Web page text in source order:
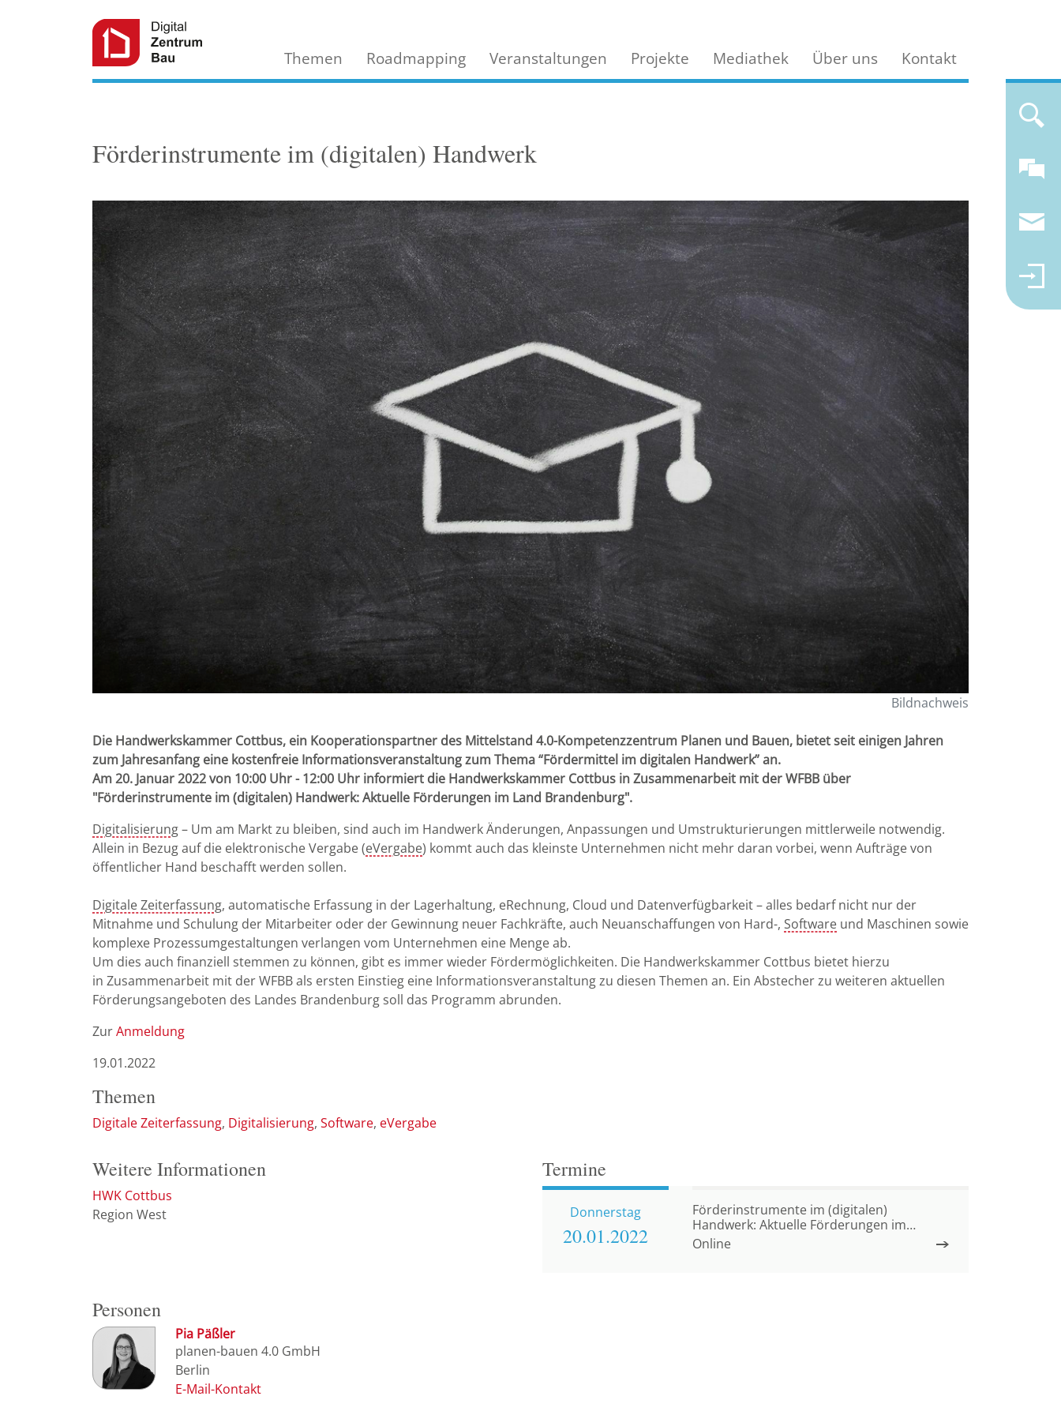
Themen Roadmapping Veranstaltungen Projekte Mediathek Über uns Kontakt
Förderinstrumente im (digitalen) Handwerk
Bildnachweis
Die Handwerkskammer Cottbus, ein Kooperationspartner des Mittelstand 4.0-Kompetenzzentrum Planen und Bauen, bietet seit einigen Jahren
zum Jahresanfang eine kostenfreie Informationsveranstaltung zum Thema “Fördermittel im digitalen Handwerk” an.
Am 20. Januar 2022 von 10:00 Uhr - 12:00 Uhr informiert die Handwerkskammer Cottbus in Zusammenarbeit mit der WFBB über
"Förderinstrumente im (digitalen) Handwerk: Aktuelle Förderungen im Land Brandenburg".
Digitalisierung– Um am Markt zu bleiben, sind auch im Handwerk Änderungen, Anpassungen und Umstrukturierungen mittlerweile notwendig.
Allein in Bezug auf die elektronische Vergabe (eVergabe) kommt auch das kleinste Unternehmen nicht mehr daran vorbei, wenn Aufträge von
öffentlicher Hand beschafft werden sollen.
Digitale Zeiterfassung, automatische Erfassung in der Lagerhaltung, eRechnung, Cloud und Datenverfügbarkeit – alles bedarf nicht nur der
Mitnahme und Schulung der Mitarbeiter oder der Gewinnung neuer Fachkräfte, auch Neuanschaffungen von Hard-, Software und Maschinen sowie
komplexe Prozessumgestaltungen verlangen vom Unternehmen eine Menge ab.
Um dies auch finanziell stemmen zu können, gibt es immer wieder Fördermöglichkeiten. Die Handwerkskammer Cottbus bietet hierzu
in Zusammenarbeit mit der WFBB als ersten Einstieg eine Informationsveranstaltung zu diesen Themen an. Ein Abstecher zu weiteren aktuellen
Förderungsangeboten des Landes Brandenburg soll das Programm abrunden.
ZurAnmeldung
19.01.2022
Themen
Digitale Zeiterfassung Digitalisierung Software eVergabe
Termine
Donnerstag
20.01.2022 Online
Förderinstrumente im (digitalen)
Handwerk: Aktuelle Förderungen im
Land Brandenburg
Weitere Informationen
HWK Cottbus
Region West
Personen
Pia Päßler
planen-bauen 4.0 GmbH
Berlin